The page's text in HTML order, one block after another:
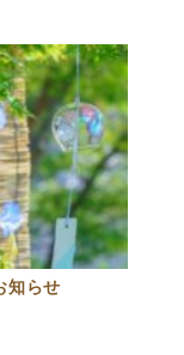
知らせ